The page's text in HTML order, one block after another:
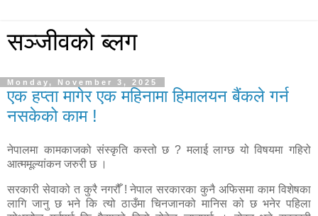
सञ्जीवको ब्लग
Monday, November 3, 2025
एक हप्ता मागेर एक महिनामा हिमालयन बैंकले गर्न
नसकेको काम !
नेपालमा कामकाजको संस्कृति कस्तो छ ? मलाई लाग्छ यो विषयमा गहिरो
आत्ममूल्यांकन जरुरी छ ।
सरकारी सेवाको त कुरै नगरौँ ! नेपाल सरकारका कुनै अफिसमा काम विशेषका
लागि जानु छ भने कि त्यो ठाउँमा चिनजानको मानिस को छ भनेर पहिला